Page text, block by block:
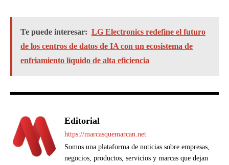
Te puede interesar: LG Electronics redefine el futuro
de los centros de datos de IA con un ecosistema de
enfriamiento líquido de alta eficiencia
Editorial
https://marcasquemarcan.net
Somos una plataforma de noticias sobre empresas,
negocios, productos, servicios y marcas que dejan